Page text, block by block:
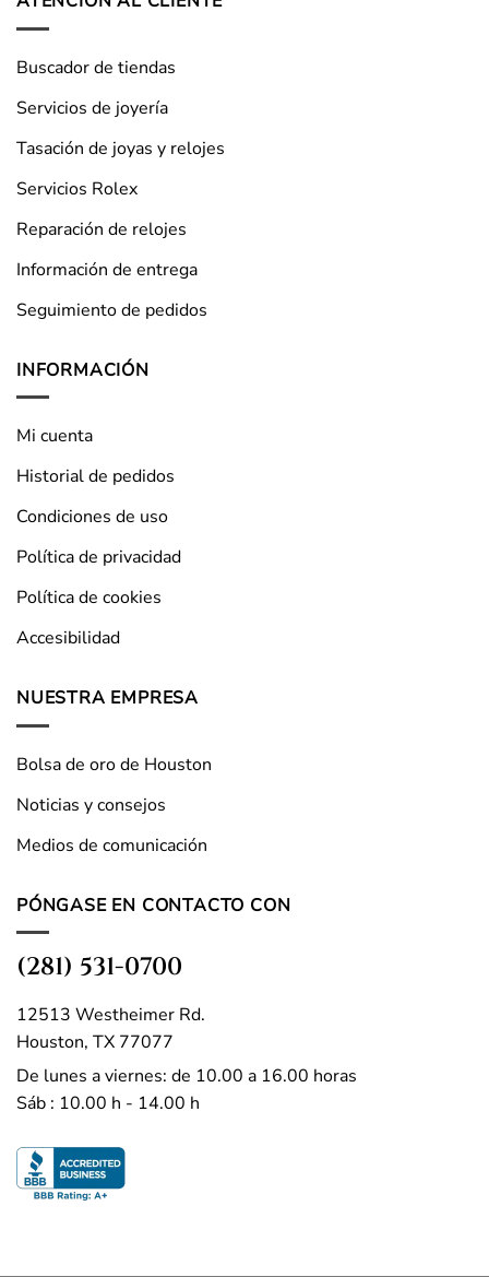
Buscador de tiendas
Servicios de joyería
Tasación de joyas y relojes
Servicios Rolex
Reparación de relojes
Información de entrega
Seguimiento de pedidos
INFORMACIÓN
Mi cuenta
Historial de pedidos
Condiciones de uso
Política de privacidad
Política de cookies
Accesibilidad
NUESTRA EMPRESA
Bolsa de oro de Houston
Noticias y consejos
Medios de comunicación
PÓNGASE EN CONTACTO CON
(281) 531-0700
12513 Westheimer Rd.
Houston, TX 77077
De lunes a viernes: de 10.00 a 16.00 horas
Sáb : 10.00 h - 14.00 h